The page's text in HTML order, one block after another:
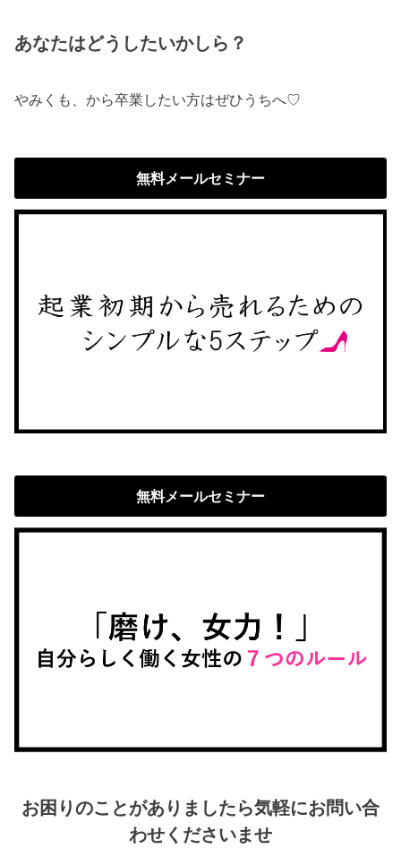
あなたはどうしたいかしら？
やみくも、から卒業したい方はぜひうちへ♡
無料メールセミナー
無料メールセミナー
お困りのことがありましたら気軽にお問い合
わせくださいませ